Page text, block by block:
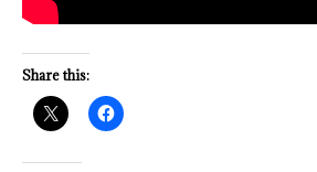
Share this: